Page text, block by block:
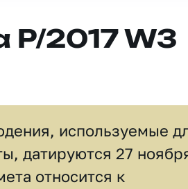
P/2017 W3
используемые
датируются 27
относится к